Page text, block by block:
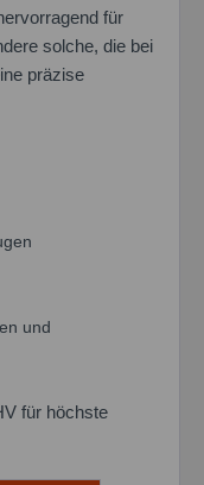
für
solche, die bei
präzise
und
für höchste